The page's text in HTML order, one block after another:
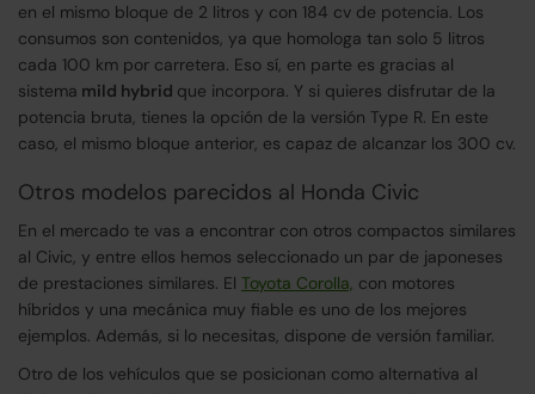
en el mismo bloque de 2 litros y con 184 cv de potencia. Los
consumos son contenidos, ya que homologa tan solo 5 litros
cada 100 km por carretera. Eso sí, en parte es gracias al
sistema mild hybrid que incorpora. Y si quieres disfrutar de la
potencia bruta, tienes la opción de la versión Type R. En este
caso, el mismo bloque anterior, es capaz de alcanzar los 300 cv.
Otros modelos parecidos al Honda Civic
En el mercado te vas a encontrar con otros compactos similares
al Civic, y entre ellos hemos seleccionado un par de japoneses
de prestaciones similares. El Toyota Corolla, con motores
híbridos y una mecánica muy fiable es uno de los mejores
ejemplos. Además, si lo necesitas, dispone de versión familiar.
Otro de los vehículos que se posicionan como alternativa al